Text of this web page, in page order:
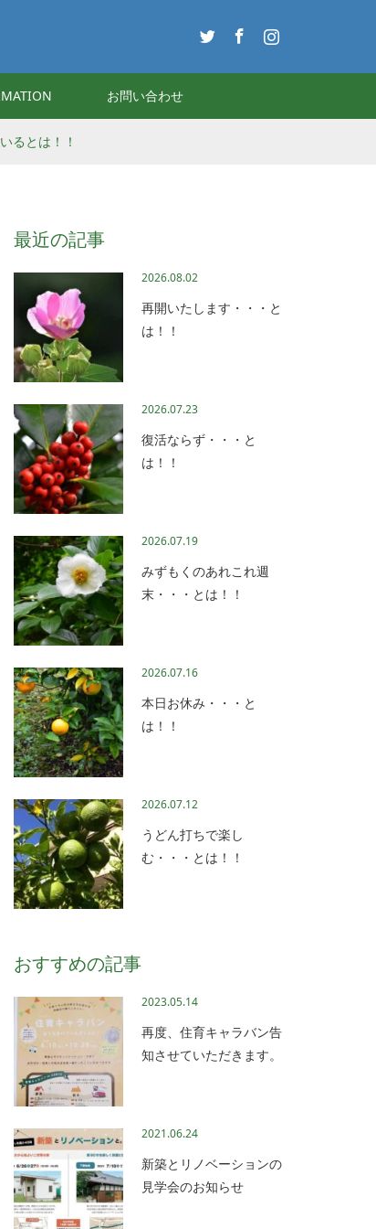
お問い合わせ
るとは！！
最近の記事
2026.08.02
再開いたします・・・と
は！！
2026.07.23
復活ならず・・・と
は！！
2026.07.19
みずもくのあれこれ週
末・・・とは！！
2026.07.16
本日お休み・・・と
は！！
2026.07.12
うどん打ちで楽し
む・・・とは！！
おすすめの記事
2023.05.14
再度、住育キャラバン告
知させていただきます。
2021.06.24
新築とリノベーションの
見学会のお知らせ